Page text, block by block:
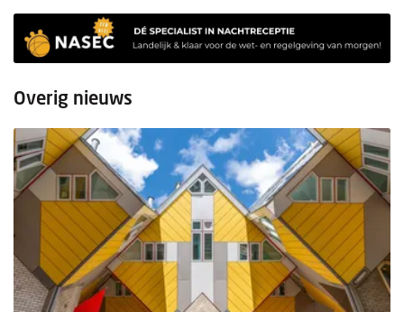
Overig nieuws